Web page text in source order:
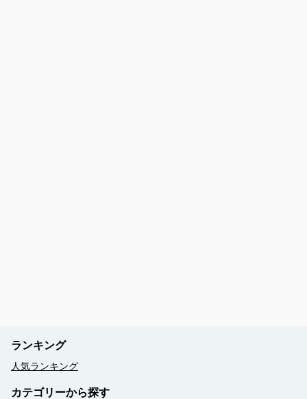
ランキング
人気ランキング
カテゴリーから探す